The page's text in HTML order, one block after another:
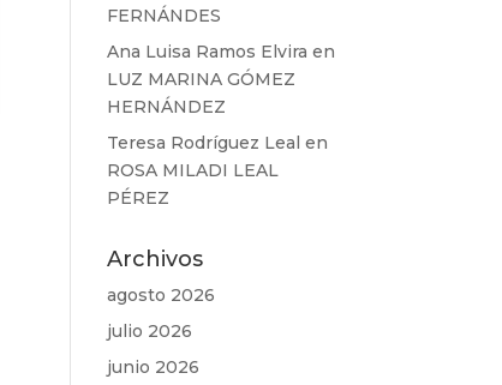
FERNÁNDES
Ana Luisa Ramos Elvira en
LUZ MARINA GÓMEZ
HERNÁNDEZ
Teresa Rodríguez Leal en
ROSA MILADI LEAL
PÉREZ
Archivos
agosto 2026
julio 2026
junio 2026